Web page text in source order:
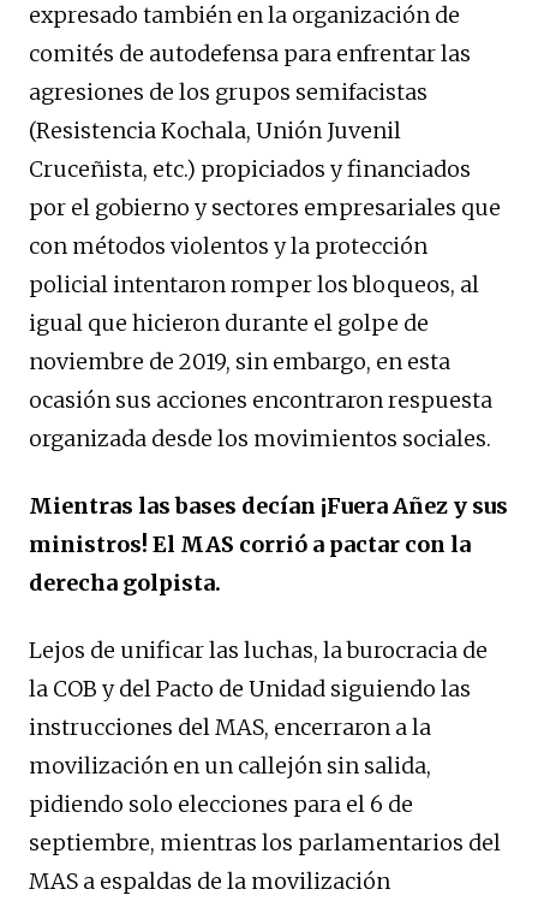
expresado también en la organización de
comités de autodefensa para enfrentar las
agresiones de los grupos semifacistas
(Resistencia Kochala, Unión Juvenil
Cruceñista, etc.) propiciados y financiados
por el gobierno y sectores empresariales que
con métodos violentos y la protección
policial intentaron romper los bloqueos, al
igual que hicieron durante el golpe de
noviembre de 2019, sin embargo, en esta
ocasión sus acciones encontraron respuesta
organizada desde los movimientos sociales.
Mientras las bases decían ¡Fuera Añez y sus
ministros! El MAS corrió a pactar con la
derecha golpista.
Lejos de unificar las luchas, la burocracia de
la COB y del Pacto de Unidad siguiendo las
instrucciones del MAS, encerraron a la
movilización en un callejón sin salida,
pidiendo solo elecciones para el 6 de
septiembre, mientras los parlamentarios del
MAS a espaldas de la movilización